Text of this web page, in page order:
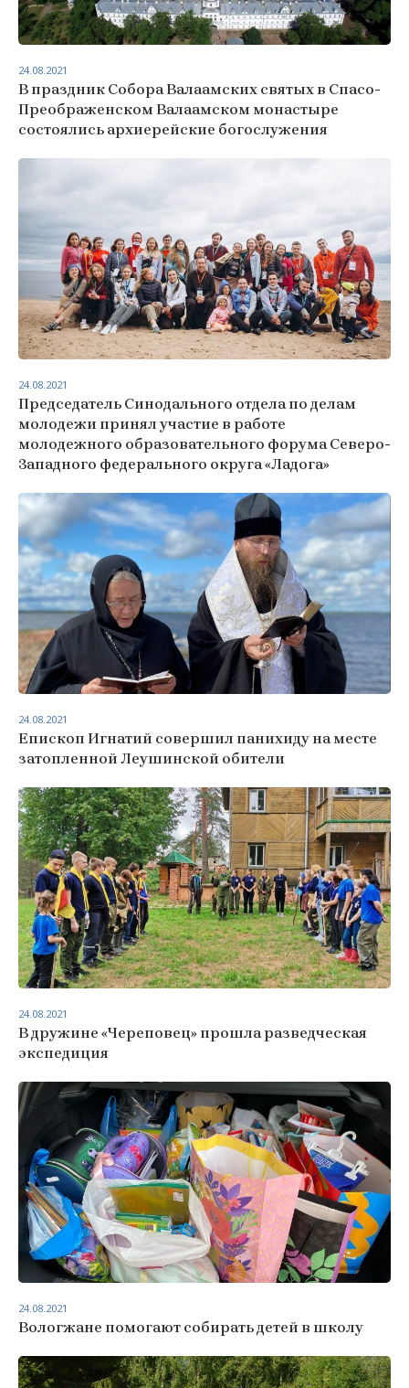
В праздник Собора Валаамских святых в Спасо-
Преображенском Валаамском монастыре
состоялись архиерейские богослужения
24.08.2021
Председатель Синодального отдела по делам
молодежи принял участие в работе
молодежного образовательного форума Северо-
Западного федерального округа «Ладога»
24.08.2021
Епископ Игнатий совершил панихиду на месте
затопленной Леушинской обители
24.08.2021
В дружине «Череповец» прошла разведческая
экспедиция
24.08.2021
Вологжане помогают собирать детей в школу
24.08.2021